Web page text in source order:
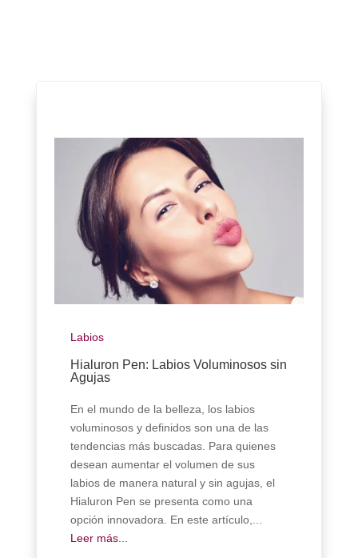
Labios
Hialuron Pen: Labios Voluminosos sin
Agujas
En el mundo de la belleza, los labios
voluminosos y definidos son una de las
tendencias más buscadas. Para quienes
desean aumentar el volumen de sus
labios de manera natural y sin agujas, el
Hialuron Pen se presenta como una
opción innovadora. En este artículo,...
Leer más...